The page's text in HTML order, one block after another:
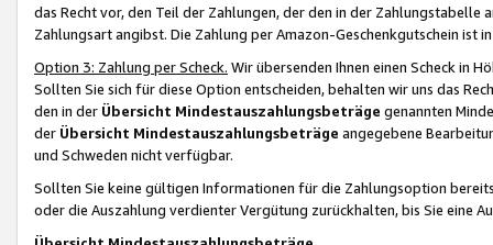
das Recht vor, den Teil der Zahlungen, der den in der
Zahlungsart angibst. Die Zahlung per Amazon-Geschenkgutschein ist
Option 3: Zahlung per Scheck. Wir übersenden Ihnen einen Scheck in
Sollten Sie sich für diese Option entscheiden, behalten wir uns das
den in der Übersicht Mindestauszahlungsbeträge genannten
der Übersicht Mindestauszahlungsbeträge angegebene
und Schweden nicht verfügbar.
Sollten Sie keine gültigen Informationen für die Zahlungsoption
oder die Auszahlung verdienter Vergütung zurückhalten, bis Sie